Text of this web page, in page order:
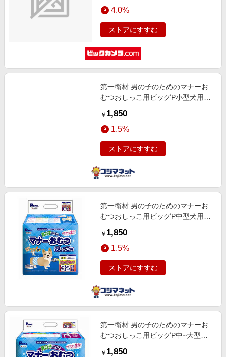
4.0%
ストアにすすむ
第一衛材 男の子のためのマナーお
むつおしっこ用ビッグP小型犬用42
￥ 1,850
1.5%
ストアにすすむ
第一衛材 男の子のためのマナーお
むつおしっこ用ビッグP中型犬用32
￥ 1,850
1.5%
ストアにすすむ
第一衛材 男の子のためのマナーお
むつおしっこ用ビッグP中~大型犬
￥ 1,850